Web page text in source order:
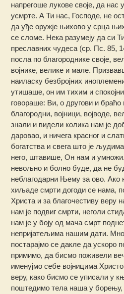
напрегоше лукове своје, да нас
усмрте. А Ти нас, Господе, не
да уђе оружје њихово у срца
се сломе. Нека разумеју да си
преславних чудеса (ср. Пс. 85,
посла по благороднике своје,
војнике, велике и мале.
наиласку безбројних
утишаше, он им тихим и
говораше: Ви, о другови и
благородни, војници, војводе,
знали и видели колика нам је
даровао, и ничега красног и
богатства и свега што је
него, штавише, Он нам и
невољно и болно буде, да не
неблагодарни Њему за ово. Ако
хиљаде смрти догоди се нама,
Христа и за благочестиву веру
нам је подвиг смрти, неголи
нам је у боју од мача смрт
непријатељима нашим дати.
постарајмо се дакле да ускоро
примимо, да бисмо поживели
именујмо себе војницима
веру, како бисмо се уписали у
поштедимо тела наша у